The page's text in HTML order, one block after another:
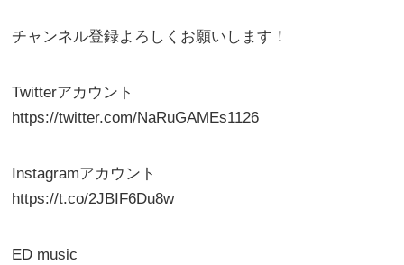
チャンネル登録よろしくお願いします！
Twitterアカウント
https://twitter.com/NaRuGAMEs1126
Instagramアカウント
https://t.co/2JBIF6Du8w
ED music